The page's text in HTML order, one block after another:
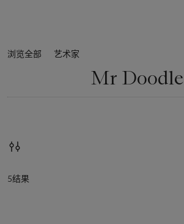
浏览全部 艺术家
Mr Doodle
5结果